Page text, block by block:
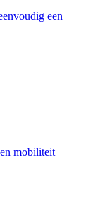
een
mobiliteit